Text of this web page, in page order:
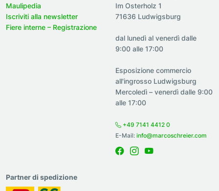
Maulipedia
Iscriviti alla newsletter
Fiere interne – Registrazione
Im Osterholz 1
71636 Ludwigsburg
dal lunedì al venerdì dalle
9:00 alle 17:00
Esposizione commercio
all'ingrosso Ludwigsburg
Mercoledì – venerdì dalle 9:00
alle 17:00
+49 7141 4412 0
E-Mail: info@marcoschreier.com
Partner di spedizione